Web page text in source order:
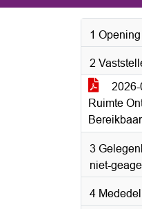
1 Opening
2
Ruimte
3
niet-
4